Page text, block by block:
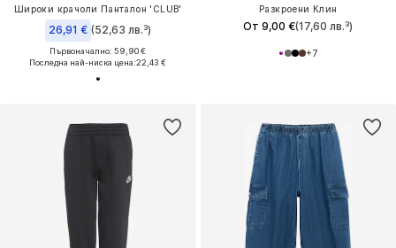
Широки крачоли Панталон 'CLUB'
26,91 € (52,63 лв.³)
Първоначално: 59,90 €
Последна най-ниска цена:22,43 €
Разкроени Клин
От 9,00 €(17,60 лв.³)
+7